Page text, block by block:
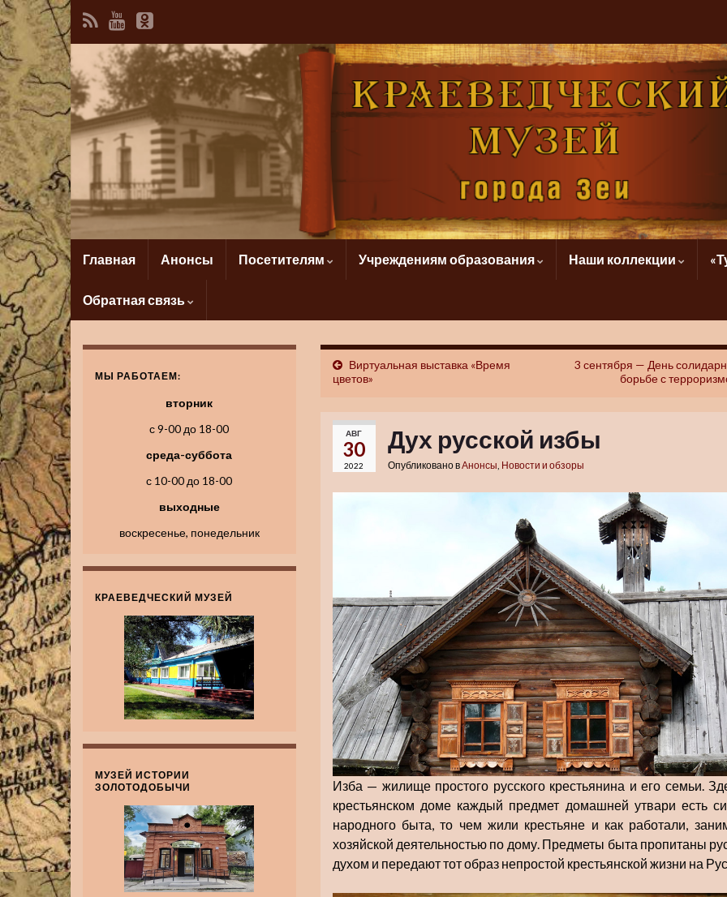
Главная Анонсы Посетителям Учреждениям образования Наши коллекции
Обратная связь
Виртуальная выставка «Время
цветов»
3 сентября — День
борьбе с
АВГ
30
2022
Дух русской избы
Опубликовано вАнонсы, Новости и обзоры
Изба — жилище простого русского крестьянина и его семьи.
крестьянском доме каждый предмет домашней утвари есть
народного быта, то чем жили крестьяне и как работали,
хозяйской деятельностью по дому. Предметы быта пропитаны
духом и передают тот образ непростой крестьянской жизни на
МЫ РАБОТАЕМ:
вторник
с 9-00 до 18-00
среда-суббота
с 10-00 до 18-00
выходные
воскресенье, понедельник
КРАЕВЕДЧЕСКИЙ МУЗЕЙ
МУЗЕЙ ИСТОРИИ
ЗОЛОТОДОБЫЧИ